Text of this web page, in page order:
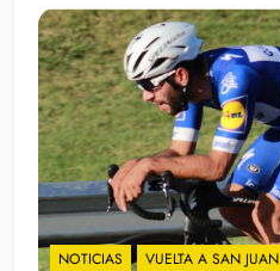
NOTICIAS VUELTA A SAN JUAN